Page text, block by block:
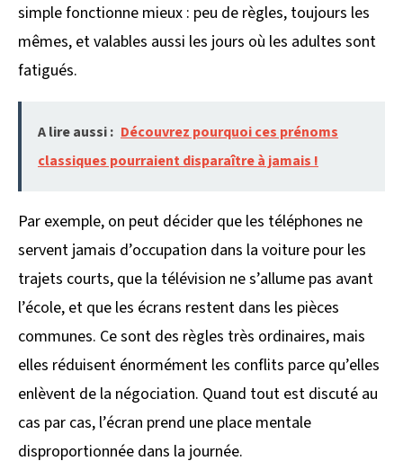
simple fonctionne mieux : peu de règles, toujours les
mêmes, et valables aussi les jours où les adultes sont
fatigués.
A lire aussi : Découvrez pourquoi ces prénoms
classiques pourraient disparaître à jamais !
Par exemple, on peut décider que les téléphones ne
servent jamais d’occupation dans la voiture pour les
trajets courts, que la télévision ne s’allume pas avant
l’école, et que les écrans restent dans les pièces
communes. Ce sont des règles très ordinaires, mais
elles réduisent énormément les conflits parce qu’elles
enlèvent de la négociation. Quand tout est discuté au
cas par cas, l’écran prend une place mentale
disproportionnée dans la journée.